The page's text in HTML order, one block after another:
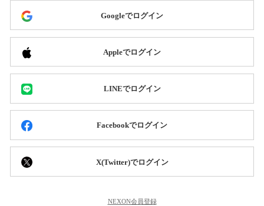
Googleでログイン
Appleでログイン
LINEでログイン
Facebookでログイン
X(Twitter)でログイン
NEXON会員登録